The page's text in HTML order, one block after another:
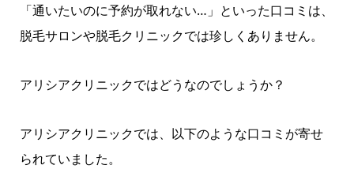
「通いたいのに予約が取れない…」といった口コミは、
脱毛サロンや脱毛クリニックでは珍しくありません。
アリシアクリニックではどうなのでしょうか？
アリシアクリニックでは、以下のような口コミが寄せ
られていました。